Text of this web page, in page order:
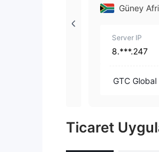
Güney
Server IP
8.***.247
GTC
Ticaret